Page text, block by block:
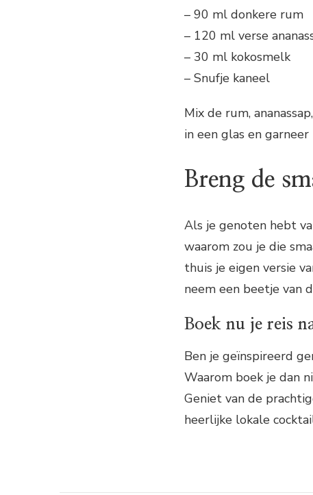
– 90 ml donkere rum
– 120 ml verse
– 30 ml kokosmelk
– Snufje kaneel
Mix de rum,
in een glas en
Breng de
Als je genoten hebt
waarom zou je die
thuis je eigen versie
neem een beetje van
Boek nu je reis
Ben je geïnspireerd
Waarom boek je dan
Geniet van de
heerlijke lokale